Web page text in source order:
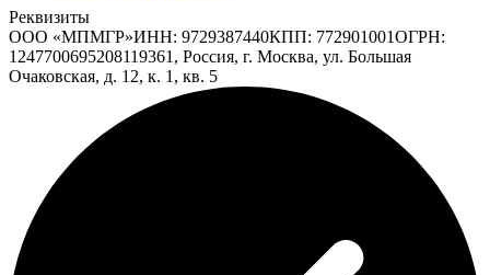
Реквизиты
ООО «МПМГР»ИНН: 9729387440КПП: 772901001ОГРН:
1247700695208119361, Россия, г. Москва, ул. Большая
Очаковская, д. 12, к. 1, кв. 5